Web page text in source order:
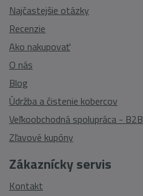
Zákaznícky servis
Kontakt
Najčastejšie otázky
Recenzie
Ako nakupovať
O nás
Blog
Údržba a čistenie kobercov
Veľkoobchodná spolupráca - B2B
Zľavové kupóny